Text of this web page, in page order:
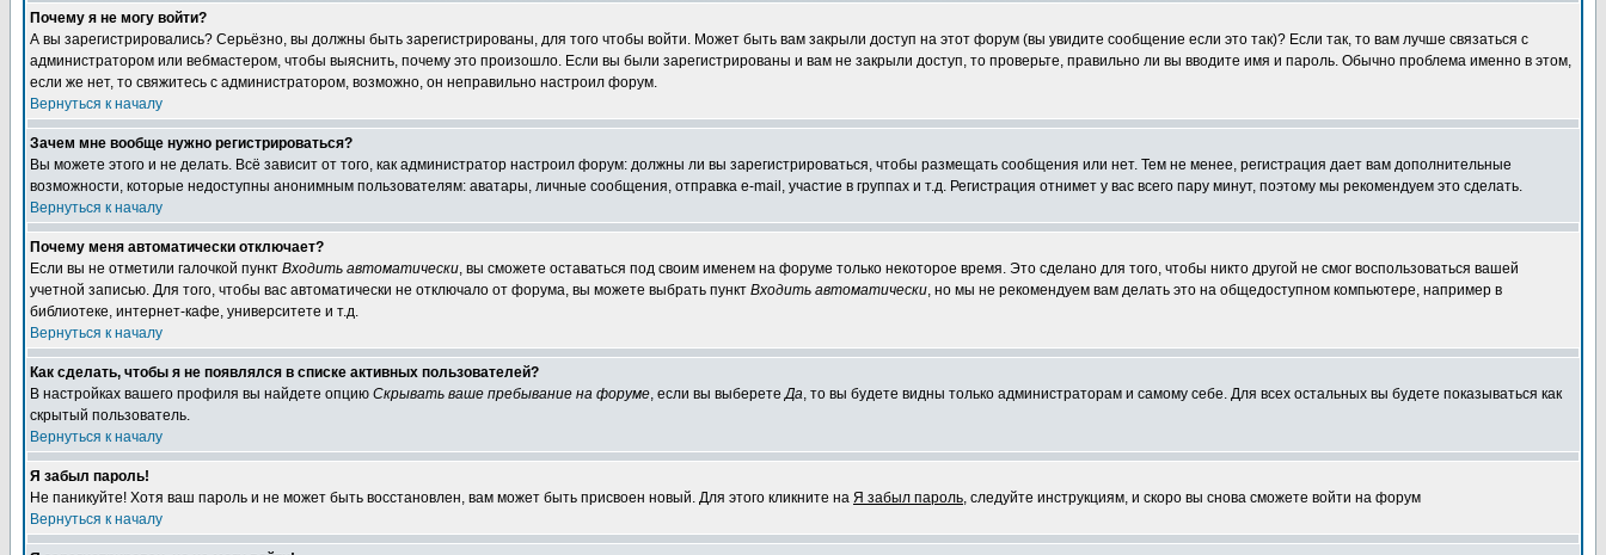
Почему я не могу войти?
А вы зарегистрировались? Серьёзно, вы должны быть зарегистрированы, для того чтобы войти. Может быть вам закрыли доступ на этот форум (вы увидите сообщение если это так)? Если так, то вам лучше связаться с
администратором или вебмастером, чтобы выяснить, почему это произошло. Если вы были зарегистрированы и вам не закрыли доступ, то проверьте, правильно ли вы вводите имя и пароль. Обычно проблема именно в этом,
если же нет, то свяжитесь с администратором, возможно, он неправильно настроил форум.
Вернуться к началу
Зачем мне вообще нужно регистрироваться?
Вы можете этого и не делать. Всё зависит от того, как администратор настроил форум: должны ли вы зарегистрироваться, чтобы размещать сообщения или нет. Тем не менее, регистрация дает вам дополнительные
возможности, которые недоступны анонимным пользователям: аватары, личные сообщения, отправка e-mail, участие в группах и т.д. Регистрация отнимет у вас всего пару минут, поэтому мы рекомендуем это сделать.
Вернуться к началу
Почему меня автоматически отключает?
Если вы не отметили галочкой пункт Входить автоматически, вы сможете оставаться под своим именем на форуме только некоторое время. Это сделано для того, чтобы никто другой не смог воспользоваться вашей
учетной записью. Для того, чтобы вас автоматически не отключало от форума, вы можете выбрать пункт Входить автоматически, но мы не рекомендуем вам делать это на общедоступном компьютере, например в
библиотеке, интернет-кафе, университете и т.д.
Вернуться к началу
Как сделать, чтобы я не появлялся в списке активных пользователей?
В настройках вашего профиля вы найдете опцию Скрывать ваше пребывание на форуме, если вы выберетеДа, то вы будете видны только администраторам и самому себе. Для всех остальных вы будете показываться как
скрытый пользователь.
Вернуться к началу
Я забыл пароль!
Не паникуйте! Хотя ваш пароль и не может быть восстановлен, вам может быть присвоен новый. Для этого кликните на Я забыл пароль, следуйте инструкциям, и скоро вы снова сможете войти на форум
Вернуться к началу